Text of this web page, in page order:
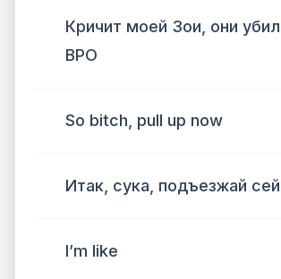
Кричит моей Зои, они
ВРО
So bitch, pull up now
Итак, сука, подъезжай
I’m like